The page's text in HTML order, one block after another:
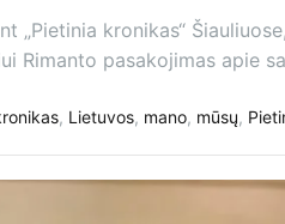
„Pietinia kronikas“
Rimanto pasakojimas apie
, Lietuvos, mano, mūsų,